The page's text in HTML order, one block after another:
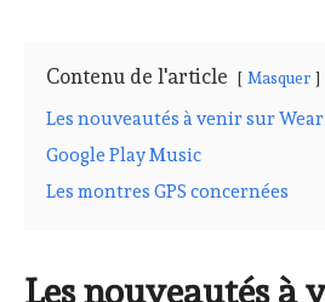
Contenu de l'article Masquer
Les nouveautés à venir sur Wear
Google Play Music
Les montres GPS concernées
Les nouveautés à